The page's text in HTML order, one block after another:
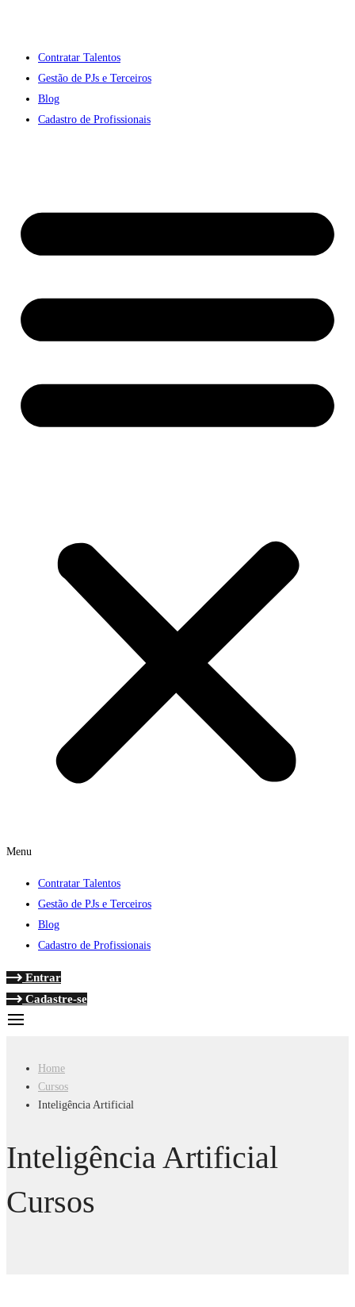
Contratar Talentos
Gestão de PJs e Terceiros
Blog
Cadastro de Profissionais
Menu
Contratar Talentos
Gestão de PJs e Terceiros
Blog
Cadastro de Profissionais
Entrar
Cadastre-se
Home
Cursos
Inteligência Artificial
Inteligência Artificial
Cursos